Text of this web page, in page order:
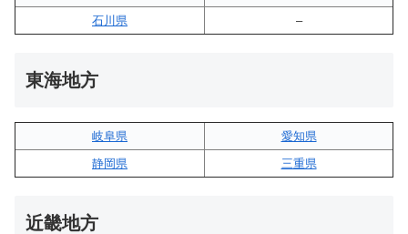
石川県
–
東海地方
岐阜県
愛知県
静岡県
三重県
近畿地方